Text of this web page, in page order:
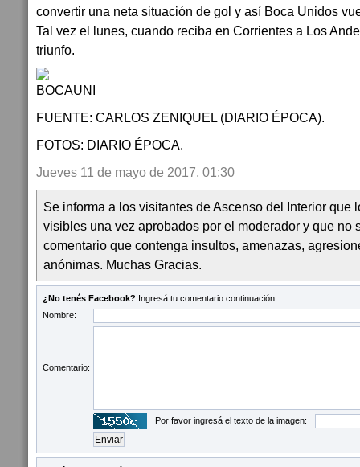
convertir una neta situación de gol y así Boca Unidos
Tal vez el lunes, cuando reciba en Corrientes a Los
triunfo.
FUENTE: CARLOS ZENIQUEL (DIARIO ÉPOCA).
FOTOS: DIARIO ÉPOCA.
Jueves 11 de mayo de 2017, 01:30
Se informa a los visitantes de Ascenso del Interior que
visibles una vez aprobados por el moderador y que no
comentario que contenga insultos, amenazas,
anónimas. Muchas Gracias.
¿No tenés Facebook? Ingresá tu comentario continuación:
Nombre:
Comentario:
Por favor ingresá el texto de la imagen: